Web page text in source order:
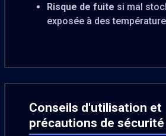
Risque de fuite si mal
exposée à des
Conseils d'utilisation et
précautions de sécurité